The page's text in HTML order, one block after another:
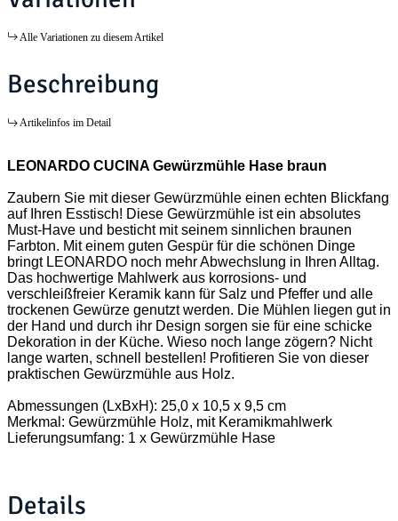
Alle Variationen zu diesem Artikel
Beschreibung
Artikelinfos im Detail
LEONARDO CUCINA Gewürzmühle Hase braun
Zaubern Sie mit dieser Gewürzmühle einen echten Blickfang
auf Ihren Esstisch! Diese Gewürzmühle ist ein absolutes
Must-Have und besticht mit seinem sinnlichen braunen
Farbton. Mit einem guten Gespür für die schönen Dinge
bringt LEONARDO noch mehr Abwechslung in Ihren Alltag.
Das hochwertige Mahlwerk aus korrosions- und
verschleißfreier Keramik kann für Salz und Pfeffer und alle
trockenen Gewürze genutzt werden. Die Mühlen liegen gut in
der Hand und durch ihr Design sorgen sie für eine schicke
Dekoration in der Küche. Wieso noch lange zögern? Nicht
lange warten, schnell bestellen! Profitieren Sie von dieser
praktischen Gewürzmühle aus Holz.
Abmessungen (LxBxH): 25,0 x 10,5 x 9,5 cm
Merkmal: Gewürzmühle Holz, mit Keramikmahlwerk
Lieferungsumfang: 1 x Gewürzmühle Hase
Details